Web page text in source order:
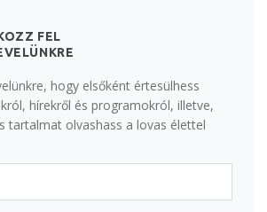
FEL
hogy elsőként értesülhess
hírekről és programokról, illetve,
tartalmat olvashass a lovas élettel